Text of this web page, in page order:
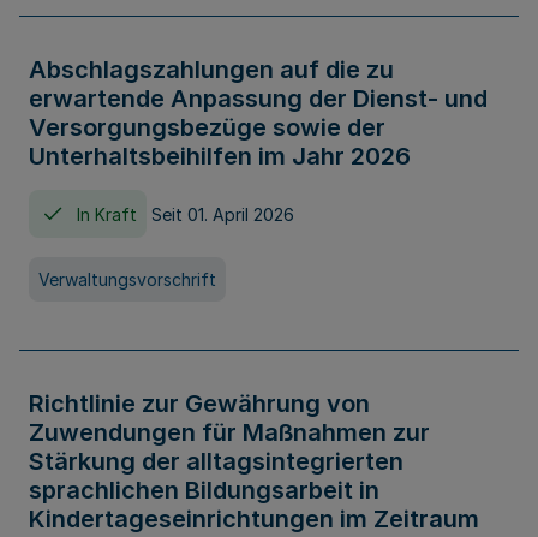
Abschlagszahlungen auf die zu
erwartende Anpassung der Dienst- und
Versorgungsbezüge sowie der
Unterhaltsbeihilfen im Jahr 2026
In Kraft Seit 01. April 2026
Verwaltungsvorschrift
Richtlinie zur Gewährung von
Zuwendungen für Maßnahmen zur
Stärkung der alltagsintegrierten
sprachlichen Bildungsarbeit in
Kindertageseinrichtungen im Zeitraum